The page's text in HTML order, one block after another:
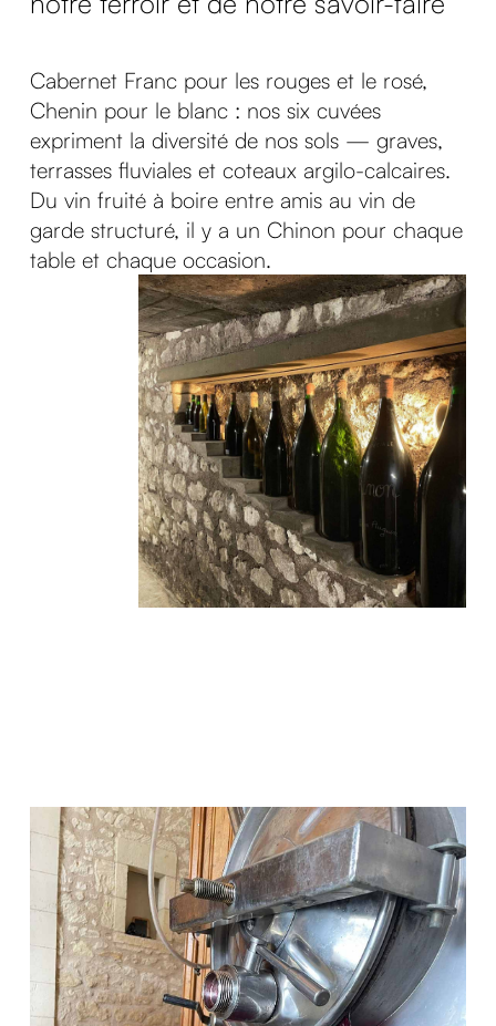
Cabernet Franc pour les rouges et le rosé,
Chenin pour le blanc : nos six cuvées
expriment la diversité de nos sols — graves,
terrasses fluviales et coteaux argilo-calcaires.
Du vin fruité à boire entre amis au vin de
garde structuré, il y a un Chinon pour chaque
table et chaque occasion.